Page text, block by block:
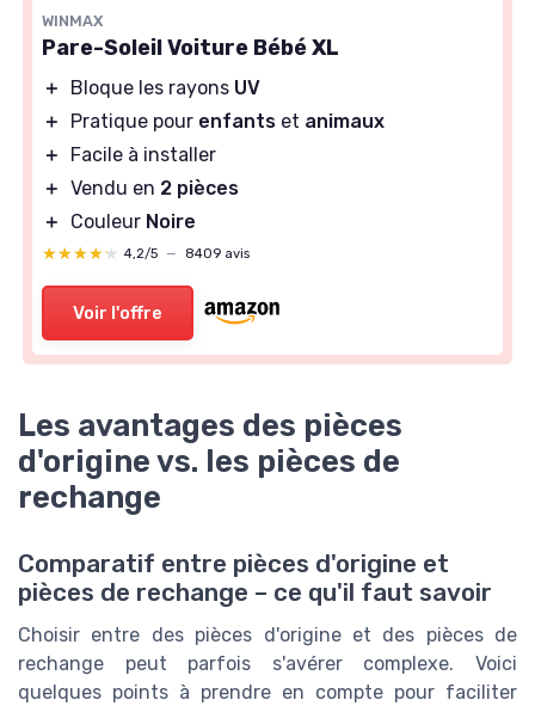
WINMAX
Pare-Soleil Voiture Bébé XL
＋ Bloque les rayons UV
＋
Pratique pour enfants et animaux
＋
Facile à installer
＋ Vendu en 2 pièces
＋
Couleur Noire
★★★★★
★★★★★ 4,2/5 — 8409 avis
Voir l'offre
Les avantages des pièces
d'origine vs. les pièces de
rechange
Comparatif entre pièces d'origine et
pièces de rechange – ce qu'il faut savoir
Choisir entre des pièces d'origine et des pièces de
rechange peut parfois s'avérer complexe. Voici
quelques points à prendre en compte pour faciliter